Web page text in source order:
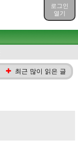
로그인
열기
최근 많이 읽은 글